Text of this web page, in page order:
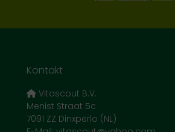
Kontakt
Vitascout B.V.
Menist Straat 5c
7091 ZZ Dinxperlo (NL)